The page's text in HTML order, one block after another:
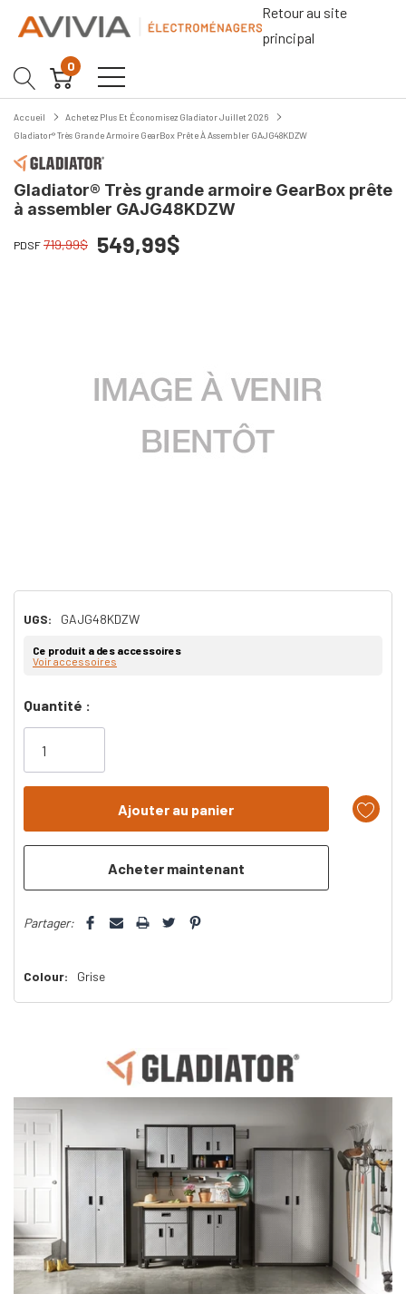
Retour au site
principal
0
Accueil
Achetez Plus Et Économisez Gladiator Juillet 2026
Gladiator® Très Grande Armoire GearBox Prête À Assembler GAJG48KDZW
Gladiator® Très grande armoire GearBox prête
à assembler GAJG48KDZW
PDSF 719,99$ 549,99$
UGS: GAJG48KDZW
Ce produit a des accessoires
Voir accessoires
Dépêchez-
vous!
plus
Quantité :
Partager:
Colour: Grise